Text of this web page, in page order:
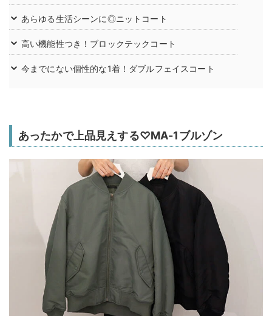
あらゆる生活シーンに◎ニットコート
高い機能性つき！ブロックテックコート
今までにない個性的な1着！ダブルフェイスコート
あったかで上品見えする♡MA-1ブルゾン